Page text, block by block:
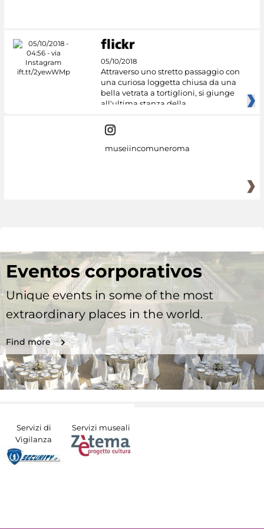
05/10/2018
Attraverso uno stretto passaggio con
una curiosa loggetta chiusa da una
bella vetrata a tortiglioni, si giunge
all'ultima stanza della
museiincomuneroma
Eventos corporativos
Unique events in some of the most
extraordinary places in the world.
Find more
Servizi di
Vigilanza
Servizi museali